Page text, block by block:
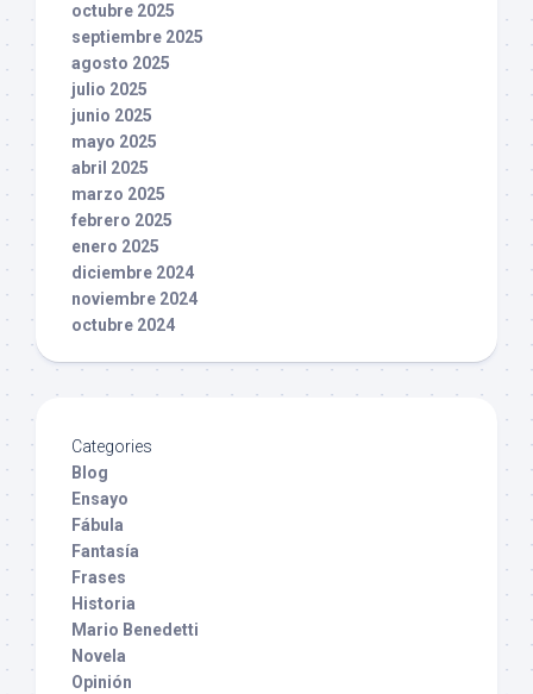
octubre 2025
septiembre 2025
agosto 2025
julio 2025
junio 2025
mayo 2025
abril 2025
marzo 2025
febrero 2025
enero 2025
diciembre 2024
noviembre 2024
octubre 2024
Categories
Blog
Ensayo
Fábula
Fantasía
Frases
Historia
Mario Benedetti
Novela
Opinión